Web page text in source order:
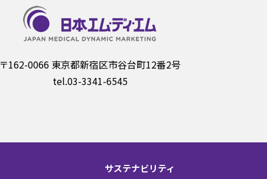
〒162-0066 東京都新宿区市谷台町12番2号
tel.03-3341-6545
サステナビリティ